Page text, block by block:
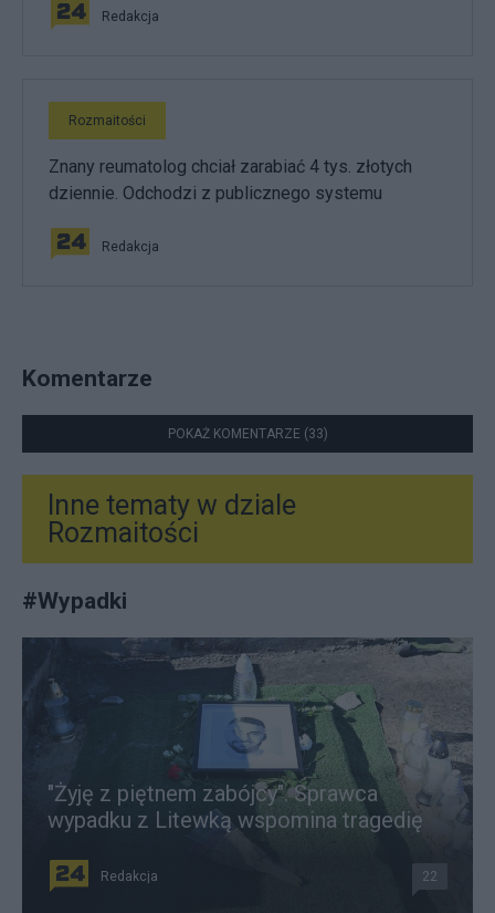
Redakcja
Rozmaitości
Znany reumatolog chciał zarabiać 4 tys. złotych
dziennie. Odchodzi z publicznego systemu
Redakcja
Komentarze
POKAŻ KOMENTARZE (33)
Inne tematy w dziale
Rozmaitości
#Wypadki
"Żyję z piętnem zabójcy". Sprawca
wypadku z Litewką wspomina tragedię
Redakcja 22